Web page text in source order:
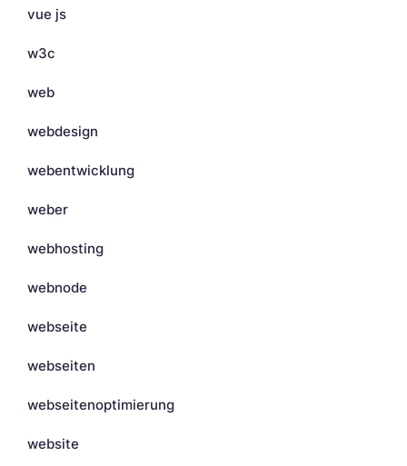
vue js
w3c
web
webdesign
webentwicklung
weber
webhosting
webnode
webseite
webseiten
webseitenoptimierung
website